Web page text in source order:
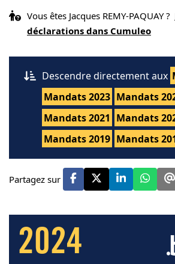
Vous êtes Jacques REMY-PAQUAY ?
déclarations dans Cumuleo
Descendre directement aux
Mandats 2023 Mandats
Mandats 2021 Mandats
Mandats 2019 Mandats
Partagez sur
2024